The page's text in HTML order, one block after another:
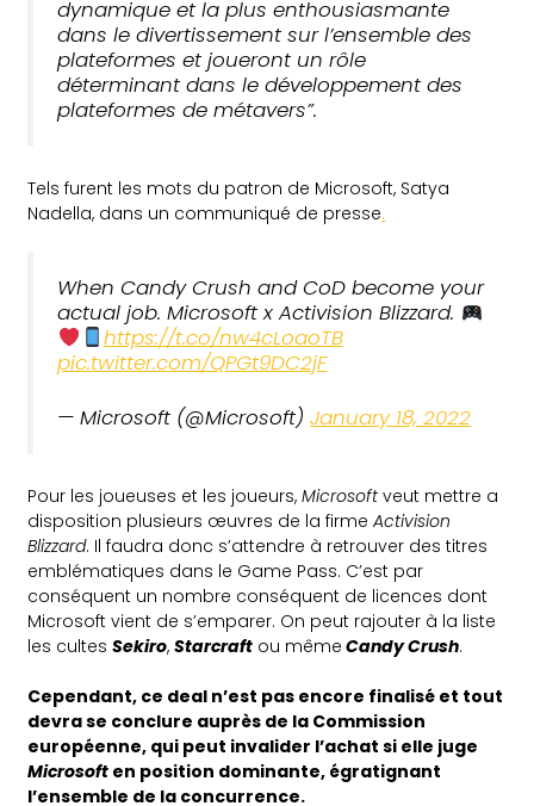
dynamique et la plus enthousiasmante
dans le divertissement sur l’ensemble des
plateformes et joueront un rôle
déterminant dans le développement des
plateformes de métavers”.
Tels furent les mots du patron de Microsoft, Satya
Nadella, dans un communiqué de presse.
When Candy Crush and CoD become your
actual job. Microsoft x Activision Blizzard.
https://t.co/nw4cLoaoTB
pic.twitter.com/QPGt9DC2jF
— Microsoft (@Microsoft)January 18, 2022
Pour les joueuses et les joueurs,Microsoft veut mettre a
disposition plusieurs œuvres de la firmeActivision
Blizzard. Il faudra donc s’attendre à retrouver des titres
emblématiques dans le Game Pass. C’est par
conséquent un nombre conséquent de licences dont
Microsoft vient de s’emparer. On peut rajouter à la liste
les cultesSekiro,Starcraft ou même Candy Crush.
Cependant, ce deal n’est pas encore finalisé et tout
devra se conclure auprès de la Commission
européenne, qui peut invalider l’achat si elle juge
Microsoft en position dominante, égratignant
l’ensemble de la concurrence.